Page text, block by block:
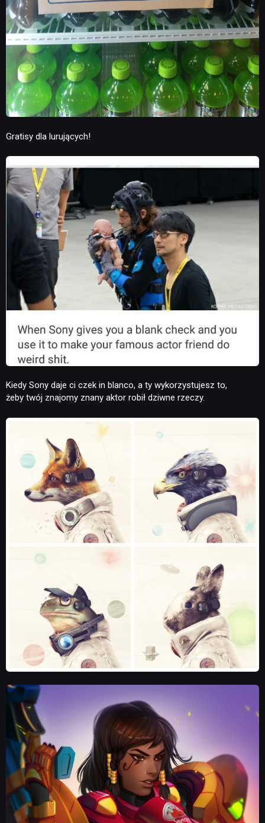
Gratisy dla lurujących!
Kiedy Sony daje ci czek in blanco, a ty wykorzystujesz to,
żeby twój znajomy znany aktor robił dziwne rzeczy.